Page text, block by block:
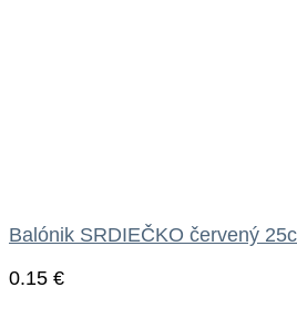
Balónik SRDIEČKO červený
0.15 €